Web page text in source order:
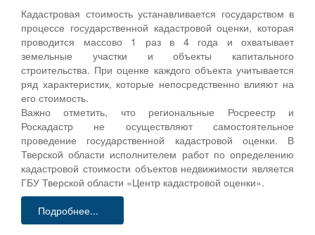
Кадастровая стоимость устанавливается государством в
процессе государственной кадастровой оценки, которая
проводится массово 1 раз в 4 года и охватывает
земельные участки и объекты капитального
строительства. При оценке каждого объекта учитывается
ряд характеристик, которые непосредственно влияют на
его стоимость.
Важно отметить, что региональные Росреестр и
Роскадастр не осуществляют самостоятельное
проведение государственной кадастровой оценки. В
Тверской области исполнителем работ по определению
кадастровой стоимости объектов недвижимости является
ГБУ Тверской области «Центр кадастровой оценки».
Подробнее...